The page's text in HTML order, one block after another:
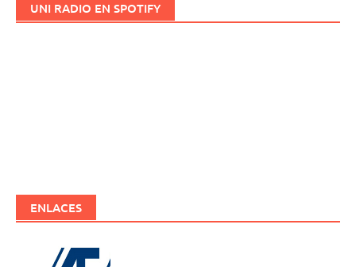
UNI RADIO EN SPOTIFY
ENLACES